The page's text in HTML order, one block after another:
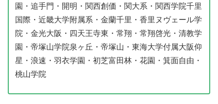
園・追手門・開明・関西創価・関大系・関西学院千里
国際・近畿大学附属系・金蘭千里・香里ヌヴェール学
院・金光大阪・四天王寺東・常翔・常翔啓光・清教学
園・帝塚山学院泉ヶ丘・帝塚山・東海大学付属大阪仰
星・浪速・羽衣学園・初芝富田林・花園・箕面自由・
桃山学院